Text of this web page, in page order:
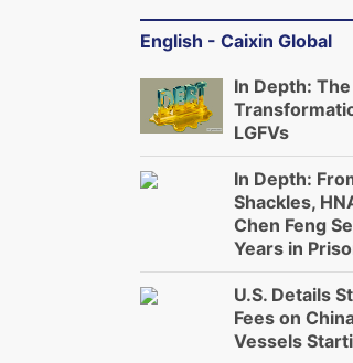
English - Caixin Global
In Depth:
LGFVs
In Depth:
Shackles,
Chen Feng
Years in
U.S. Details
Fees on
Vessels